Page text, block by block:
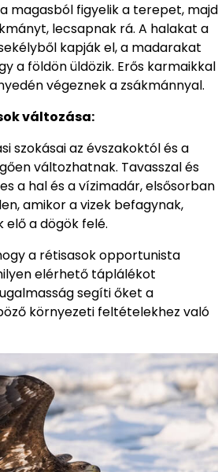
magasból figyelik a terepet, majd
lecsapnak rá. A halakat a
kapják el, a madarakat
a földön üldözik. Erős karmaikkal
végeznek a zsákmánnyal.
változása:
szokásai az évszakoktól és a
változhatnak. Tavasszal és
a hal és a vízimadár, elsősorban
amikor a vizek befagynak,
a dögök felé.
a rétisasok opportunista
elérhető táplálékot
segíti őket a
környezeti feltételekhez való